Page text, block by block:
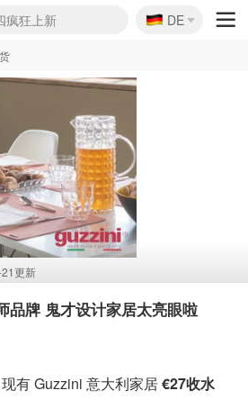
抢！
疯狂上新
大促
随时失效
家85折
额外叠85折
促！每日更新
！5折起+叠9折
仅€192
🇩🇪
DE
更新
品牌 鬼才设计家居太亮眼啦
有 Guzzini 意大利家居€27收水